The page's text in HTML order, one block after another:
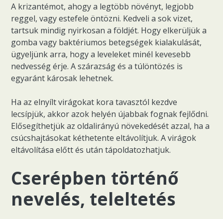
A krizantémot, ahogy a legtöbb növényt, legjobb
reggel, vagy estefele öntözni. Kedveli a sok vizet,
tartsuk mindig nyirkosan a földjét. Hogy elkerüljük a
gomba vagy baktériumos betegségek kialakulását,
ügyeljünk arra, hogy a leveleket minél kevesebb
nedvesség érje. A szárazság és a túlöntözés is
egyaránt károsak lehetnek.
Ha az elnyílt virágokat kora tavasztól kezdve
lecsípjük, akkor azok helyén újabbak fognak fejlődni.
Elősegíthetjük az oldalirányú növekedését azzal, ha a
csúcshajtásokat kéthetente eltávolítjuk. A virágok
eltávolítása előtt és után tápoldatozhatjuk.
Cserépben történő
nevelés, teleltetés